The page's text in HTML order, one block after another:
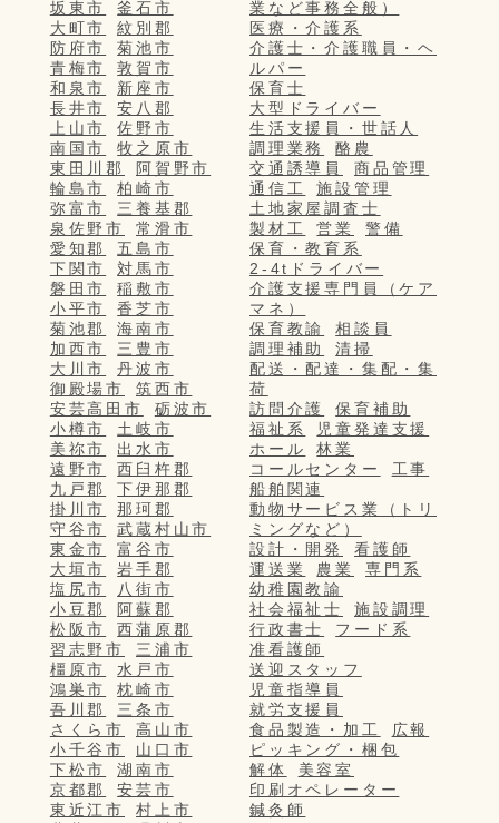
坂東市
釜石市
大町市
紋別郡
防府市
菊池市
青梅市
敦賀市
和泉市
新座市
長井市
安八郡
上山市
佐野市
南国市
牧之原市
東田川郡
阿賀野市
輪島市
柏崎市
弥富市
三養基郡
泉佐野市
常滑市
愛知郡
五島市
下関市
対馬市
磐田市
稲敷市
小平市
香芝市
菊池郡
海南市
加西市
三豊市
大川市
丹波市
御殿場市
筑西市
安芸高田市
砺波市
小樽市
土岐市
美祢市
出水市
遠野市
西臼杵郡
九戸郡
下伊那郡
掛川市
那珂郡
守谷市
武蔵村山市
東金市
富谷市
大垣市
岩手郡
塩尻市
八街市
小豆郡
阿蘇郡
松阪市
西蒲原郡
習志野市
三浦市
橿原市
水戸市
鴻巣市
枕崎市
吾川郡
三条市
さくら市
高山市
小千谷市
山口市
下松市
湖南市
京都郡
安芸市
東近江市
村上市
業など事務全般）
医療・介護系
介護士・介護職員・ヘ
ルパー
保育士
大型ドライバー
生活支援員・世話人
調理業務
酪農
交通誘導員
商品管理
通信工
施設管理
土地家屋調査士
製材工
営業
警備
保育・教育系
2-4tドライバー
介護支援専門員（ケア
マネ）
保育教諭
相談員
調理補助
清掃
配送・配達・集配・集
荷
訪問介護
保育補助
福祉系
児童発達支援
ホール
林業
コールセンター
工事
船舶関連
動物サービス業（トリ
ミングなど）
設計・開発
看護師
運送業
農業
専門系
幼稚園教諭
社会福祉士
施設調理
行政書士
フード系
准看護師
送迎スタッフ
児童指導員
就労支援員
食品製造・加工
広報
ピッキング・梱包
解体
美容室
印刷オペレーター
鍼灸師